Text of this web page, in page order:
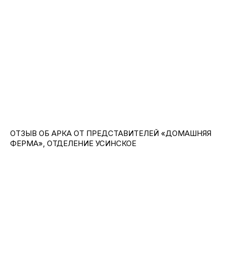
ОТЗЫВ ОБ АРКА ОТ ПРЕДСТАВИТЕЛЕЙ «ДОМАШНЯЯ
ФЕРМА», ОТДЕЛЕНИЕ УСИНСКОЕ